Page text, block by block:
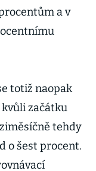
a v
totiž naopak
začátku
tehdy
o šest procent.